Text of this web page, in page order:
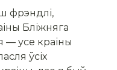
фрэндлі,
Бліжняга
— усе краіны
ўсіх